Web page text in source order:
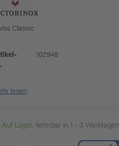
Classic
102948
lesen
Auf Lager, lieferbar in 1 - 3 Werktagen